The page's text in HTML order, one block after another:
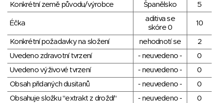
Konkrétní země původu/výrobce
Španělsko 5
Éčka
aditiva se
skóre 0
10
Konkrétní požadavky na složení nehodnotí se
2
Uvedeno zdravotní tvrzení
- neuvedeno -
0
Uvedeno výživové tvrzení
- neuvedeno -
0
Obsah přidaných dusitanů
- neuvedeno -
0
Obsahuje složku "extrakt z droždí"
- neuvedeno -
0